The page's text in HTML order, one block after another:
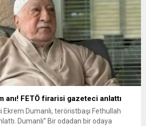
anı! FETÖ firarisi gazeteci anlattı
Dumanlı, teröristbaşı Fethullah
Dumanlı” Bir odadan bir odaya